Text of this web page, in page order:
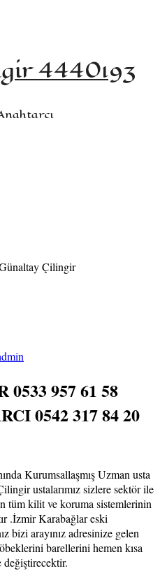
4440193
Çilingir
957 61 58
0542 317 84 20
Kurumsallaşmış Uzman usta
ustalarımız sizlere sektör ile
tüm kilit ve koruma sistemlerinin
.İzmir Karabağlar eski
bizi arayınız adresinize gelen
barellerini hemen kısa